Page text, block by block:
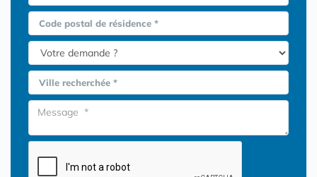
Code postal de résidence *
Ville recherchée *